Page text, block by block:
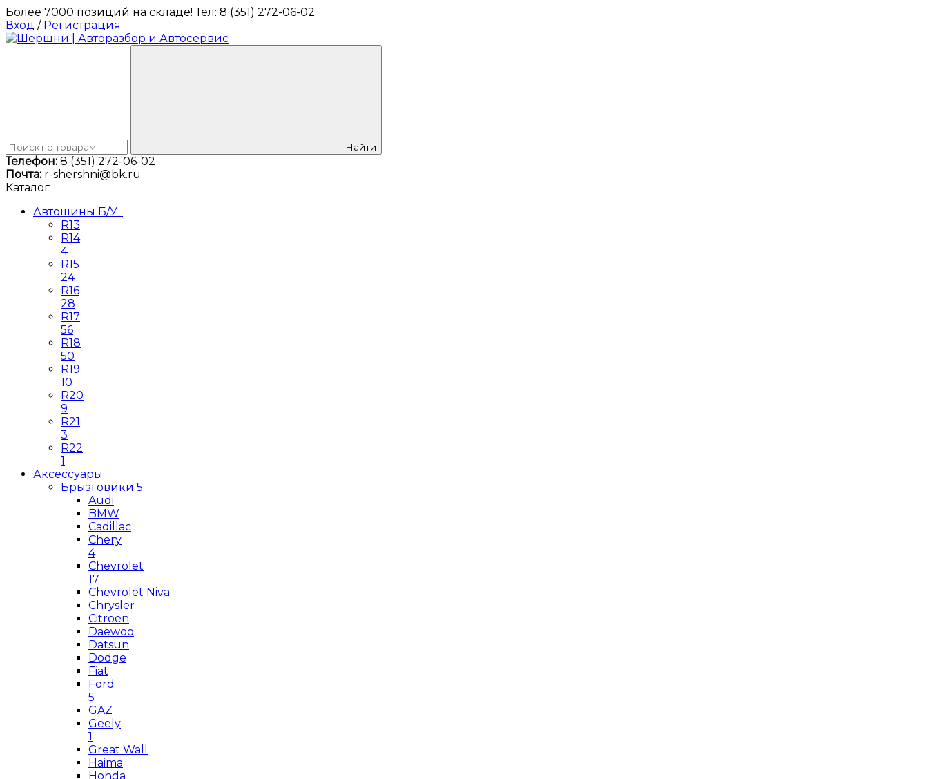
Более 7000 позиций на складе! Тел: 8 (351) 272-06-02
Вход / Регистрация
Найти
Телефон: 8 (351) 272-06-02
Почта: r-shershni@bk.ru
Каталог
Автошины Б/У
R13
R14
4
R15
24
R16
28
R17
56
R18
50
R19
10
R20
9
R21
3
R22
1
Аксессуары
Брызговики 5
Audi
BMW
Cadillac
Chery
4
Chevrolet
17
Chevrolet Niva
Chrysler
Citroen
Daewoo
Datsun
Dodge
Fiat
Ford
5
GAZ
Geely
1
Great Wall
Haima
Honda